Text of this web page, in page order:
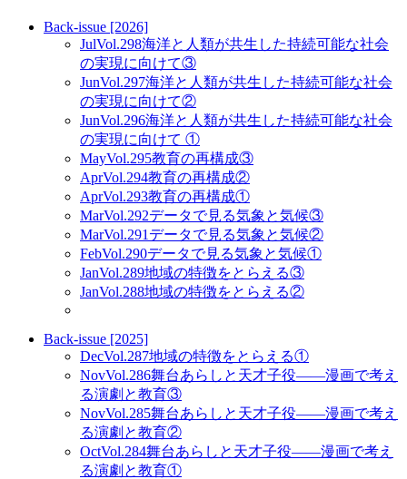
Back-issue [2026]
JulVol.298海洋と人類が共生した持続可能な社会
の実現に向けて③
JunVol.297海洋と人類が共生した持続可能な社会
の実現に向けて②
JunVol.296海洋と人類が共生した持続可能な社会
の実現に向けて ①
MayVol.295教育の再構成③
AprVol.294教育の再構成②
AprVol.293教育の再構成①
MarVol.292データで見る気象と気候③
MarVol.291 データで見る気象と気候②
FebVol.290データで見る気象と気候①
JanVol.289地域の特徴をとらえる③
JanVol.288地域の特徴をとらえる②
Back-issue [2025]
DecVol.287地域の特徴をとらえる①
NovVol.286舞台あらしと天才子役——漫画で考え
る演劇と教育③
NovVol.285舞台あらしと天才子役——漫画で考え
る演劇と教育②
OctVol.284舞台あらしと天才子役——漫画で考え
る演劇と教育①